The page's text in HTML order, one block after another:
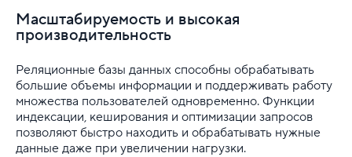
Масштабируемость и высокая
производительность
Реляционные базы данных способны обрабатывать
большие объемы информации и поддерживать работу
множества пользователей одновременно. Функции
индексации, кеширования и оптимизации запросов
позволяют быстро находить и обрабатывать нужные
данные даже при увеличении нагрузки.